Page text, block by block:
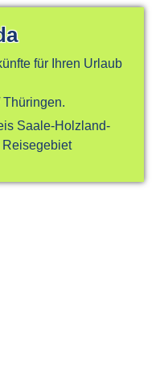
für Ihren Urlaub
Saale-Holzland-